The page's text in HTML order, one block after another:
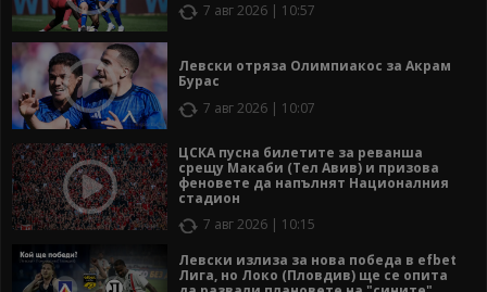
7 авг 2026 | 10:57
Левски отряза Олимпиакос за Акрам
Бурас
7 авг 2026 | 10:07
ЦСКА пусна билетите за реванша
срещу Макаби (Тел Авив) и призова
феновете да напълнят Националния
стадион
7 авг 2026 | 10:15
Левски излиза за нова победа в efbet
Лига, но Локо (Пловдив) ще се опита